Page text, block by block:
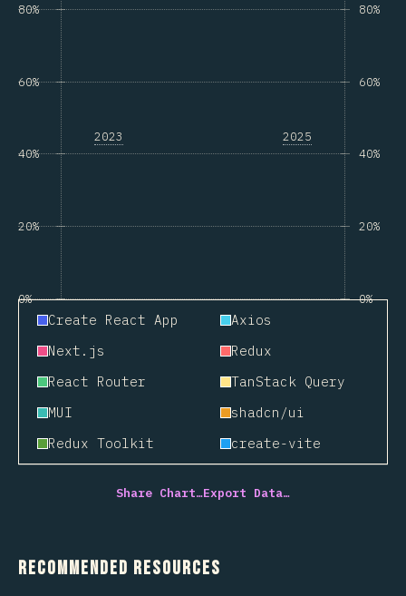
0%
20%
40%
60%
80%
2023 2025
0%
20%
40%
60%
80%
Create React App
Axios
Next.js
Redux
React Router
TanStack Query
MUI
shadcn/ui
Redux Toolkit
create-vite
Share Chart…Export Data…
Recommended Resources